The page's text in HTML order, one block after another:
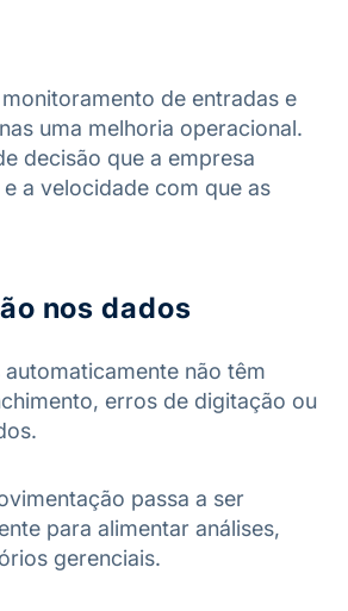
de entradas e
uma melhoria operacional.
decisão que a empresa
a velocidade com que as
nos dados
não têm
erros de digitação ou
passa a ser
para alimentar análises,
gerenciais.